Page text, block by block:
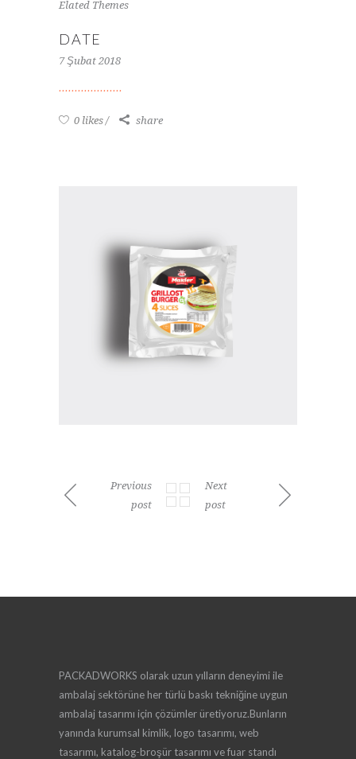
Elated Themes
DATE
7 Şubat 2018
0 likes share
Previous
post
Next
post
PACKADWORKS olarak uzun yılların deneyimi ile
ambalaj sektörüne her türlü baskı tekniğine uygun
ambalaj tasarımı için çözümler üretiyoruz.Bunların
yanında kurumsal kimlik, logo tasarımı, web
tasarımı, katalog-broşür tasarımı ve fuar standı